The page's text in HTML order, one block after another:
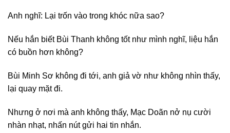
Anh nghĩ: Lại trốn vào trong khóc nữa sao?
Nếu hắn biết Bùi Thanh không tốt như mình nghĩ, liệu hắn
có buồn hơn không?
Bùi Minh Sơ không đi tới, anh giả vờ như không nhìn thấy,
lại quay mặt đi.
Nhưng ở nơi mà anh không thấy, Mạc Doãn nở nụ cười
nhàn nhạt, nhấn nút gửi hai tin nhắn.